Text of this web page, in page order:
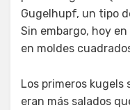
Gugelhupf, un tipo
Sin embargo, hoy
en moldes
Los primeros kugels
eran más salados